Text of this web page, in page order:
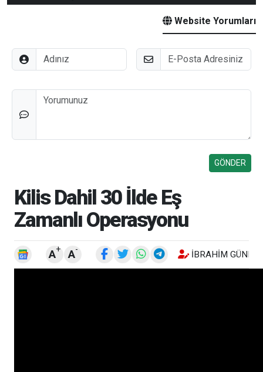
Website Yorumları
Adınız E-Posta
Düşünceleriniz
Kilis Dahil 30 İlde Eş
Zamanlı Operasyonu
A+ A- İBRAHIM GÜNEŞ